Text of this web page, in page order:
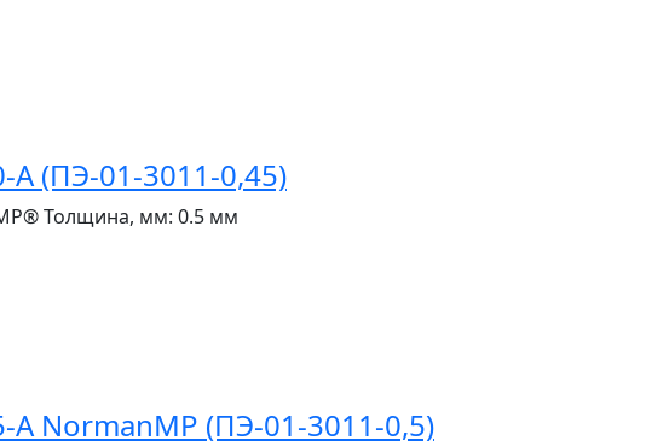
(ПЭ-01-3011-0,45)
Толщина, мм: 0.5 мм
NormanMP (ПЭ-01-3011-0,5)